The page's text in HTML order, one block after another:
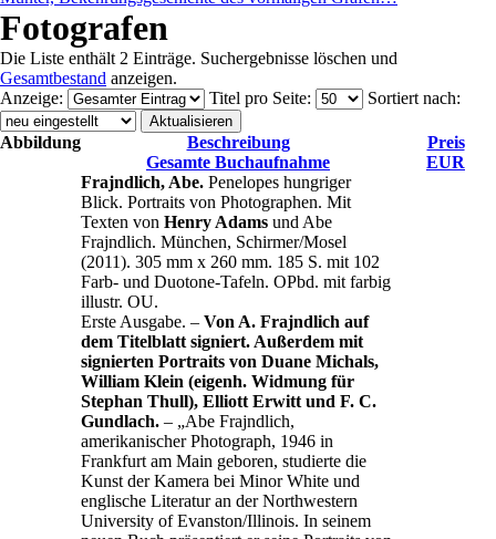
Fotografen
Die Liste enthält 2 Einträge. Suchergebnisse löschen und
Gesamtbestand anzeigen.
Anzeige: Titel pro Seite: Sortiert nach:
Abbildung
Beschreibung
Gesamte Buchaufnahme
Preis
EUR
Frajndlich, Abe. Penelopes hungriger
Blick. Portraits von Photographen. Mit
Texten von Henry Adams und Abe
Frajndlich. München, Schirmer/Mosel
(2011). 305 mm x 260 mm. 185 S. mit 102
Farb- und Duotone-Tafeln. OPbd. mit farbig
illustr. OU.
Erste Ausgabe. – Von A. Frajndlich auf
dem Titelblatt signiert. Außerdem mit
signierten Portraits von Duane Michals,
William Klein (eigenh. Widmung für
Stephan Thull), Elliott Erwitt und F. C.
Gundlach. – „Abe Frajndlich,
amerikanischer Photograph, 1946 in
Frankfurt am Main geboren, studierte die
Kunst der Kamera bei Minor White und
englische Literatur an der Northwestern
University of Evanston/Illinois. In seinem